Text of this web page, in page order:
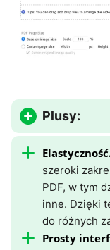
Plusy:
szeroki
PDF, w tym
inne. Dzięki
do różnych
Prosty